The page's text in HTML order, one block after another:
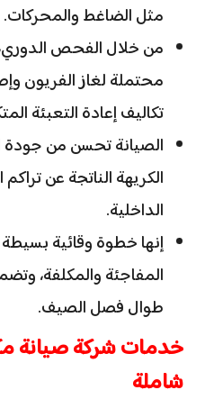
مثل الضاغط والمحركات.
من خلال الفحص
محتملة لغاز الفريون
تكاليف إعادة التعبئة
الصيانة تحسن من جودة
الكريهة الناتجة عن
الداخلية.
إنها خطوة وقائية
المفاجئة والمكلفة،
طوال فصل الصيف.
خدمات شركة صيانة
شاملة